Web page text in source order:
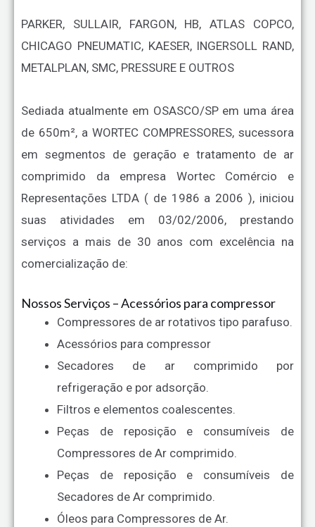
PARKER, SULLAIR, FARGON, HB, ATLAS COPCO,
CHICAGO PNEUMATIC, KAESER, INGERSOLL RAND,
METALPLAN, SMC, PRESSURE E OUTROS
Sediada atualmente em OSASCO/SP em uma área
de 650m², a WORTEC COMPRESSORES, sucessora
em segmentos de geração e tratamento de ar
comprimido da empresa Wortec Comércio e
Representações LTDA ( de 1986 a 2006 ), iniciou
suas atividades em 03/02/2006, prestando
serviços a mais de 30 anos com excelência na
comercialização de:
Nossos Serviços – Acessórios para compressor
Compressores de ar rotativos tipo parafuso.
Acessórios para compressor
Secadores de ar comprimido por
refrigeração e por adsorção.
Filtros e elementos coalescentes.
Peças de reposição e consumíveis de
Compressores de Ar comprimido.
Peças de reposição e consumíveis de
Secadores de Ar comprimido.
Óleos para Compressores de Ar.